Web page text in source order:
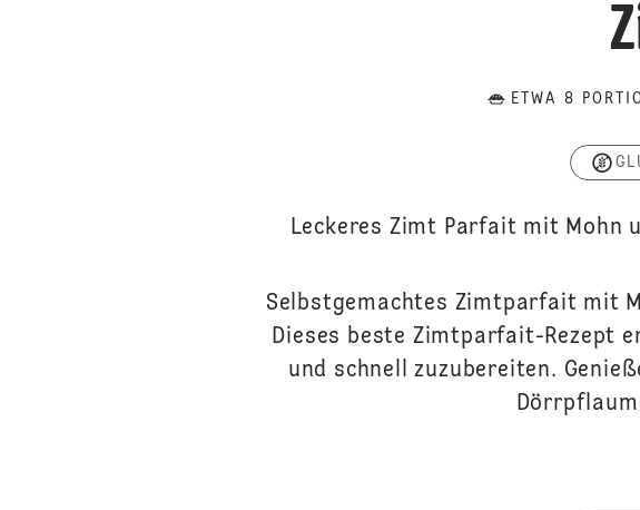
ETWA 8
Leckeres Zimt Parfait mit Mohn
Selbstgemachtes Zimtparfait mit
Dieses beste Zimtparfait-Rezept
und schnell zuzubereiten.